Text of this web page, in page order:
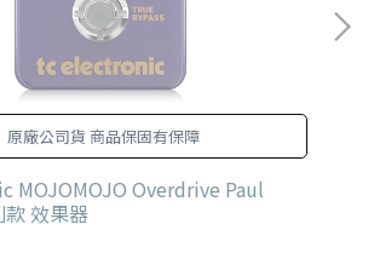
原廠公司貨 商品保固有保障
MOJOMOJO Overdrive Paul
效果器